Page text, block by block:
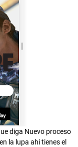
diga Nuevo proceso
la lupa ahi tienes el